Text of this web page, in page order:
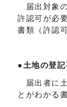
届出対象
許認可が必
書類（許認
●土地の登
届出者に
とがわかる